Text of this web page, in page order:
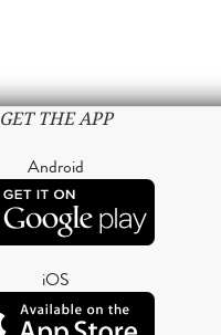
GET THE APP
Android
iOS